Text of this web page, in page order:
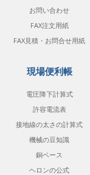
お問い合わせ
FAX注文用紙
FAX見積・お問合せ用紙
現場便利帳
電圧降下計算式
許容電流表
接地線の太さの計算式
機械の豆知識
銅ベース
ヘロンの公式